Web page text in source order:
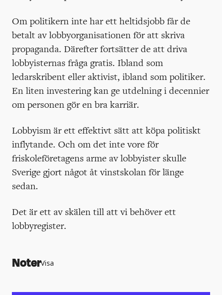
Om politikern inte har ett heltidsjobb får de
betalt av lobbyorganisationen för att skriva
propaganda. Därefter fortsätter de att driva
lobbyisternas fråga gratis. Ibland som
ledarskribent eller aktivist, ibland som politiker.
En liten investering kan ge utdelning i decennier
om personen gör en bra karriär.
Lobbyism är ett effektivt sätt att köpa politiskt
inflytande. Och om det inte vore för
friskoleföretagens arme av lobbyister skulle
Sverige gjort något åt vinstskolan för länge
sedan.
Det är ett av skälen till att vi behöver ett
lobbyregister.
NoterVisa